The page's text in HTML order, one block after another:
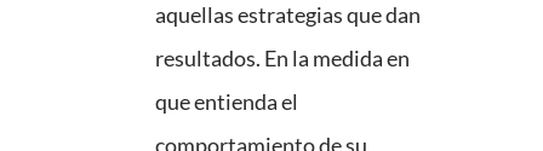
aquellas estrategias que dan
resultados. En la medida en
que entienda el
comportamiento de su